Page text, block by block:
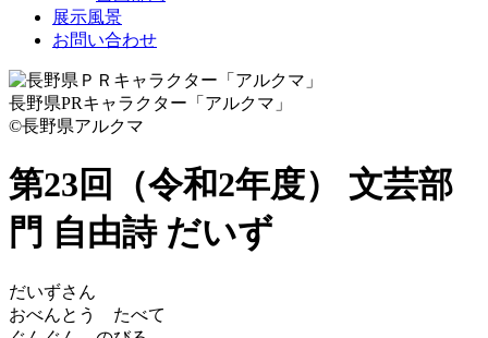
展示風景
お問い合わせ
長野県PRキャラクター「アルクマ」
©長野県アルクマ
第23回（令和2年度） 文芸部
門 自由詩だいず
だいずさん
おべんとう たべて